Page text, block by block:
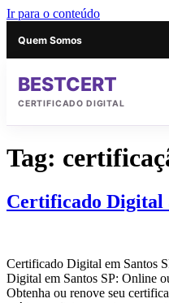
Ir para o conteúdo
Quem Somos
BESTCERT
CERTIFICADO DIGITAL
Tag:
Certificado Digital
Certificado Digital em Santos
Digital em Santos SP: Online
Obtenha ou renove seu